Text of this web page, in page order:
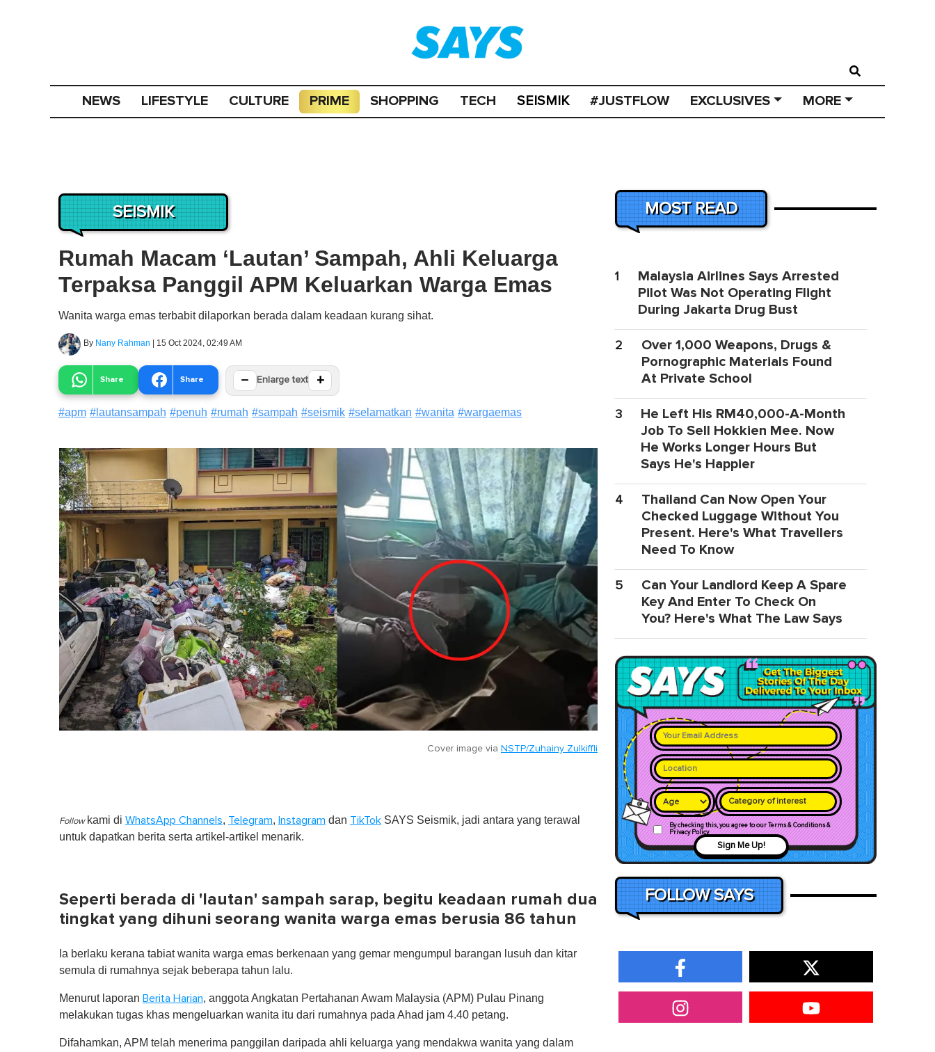
NEWS LIFESTYLE CULTURE PRIME SHOPPING TECH SEISMIK #JUSTFLOW EXCLUSIVES MORE
SEISMIK
Rumah Macam ‘Lautan’ Sampah, Ahli Keluarga
Terpaksa Panggil APM Keluarkan Warga Emas
Wanita warga emas terbabit dilaporkan berada dalam keadaan kurang sihat.
By Nany Rahman | 15 Oct 2024, 02:49 AM
Share Share − Enlarge text +
#apm # lautansampah #penuh #rumah #sampah #seismik #selamatkan #wanita #wargaemas
Cover image via NSTP/Zuhainy Zulkiffli
Follow kami di WhatsApp Channels, Telegram, Instagram dan TikTok SAYS Seismik, jadi antara yang terawal
untuk dapatkan berita serta artikel-artikel menarik.
Seperti berada di 'lautan' sampah sarap, begitu keadaan rumah dua
tingkat yang dihuni seorang wanita warga emas berusia 86 tahun
Ia berlaku kerana tabiat wanita warga emas berkenaan yang gemar mengumpul barangan lusuh dan kitar
semula di rumahnya sejak beberapa tahun lalu.
Menurut laporan Berita Harian, anggota Angkatan Pertahanan Awam Malaysia (APM) Pulau Pinang
melakukan tugas khas mengeluarkan wanita itu dari rumahnya pada Ahad jam 4.40 petang.
Difahamkan, APM telah menerima panggilan daripada ahli keluarga yang mendakwa wanita yang dalam
MOST READ
1
Malaysia Airlines Says Arrested
Pilot Was Not Operating Flight
During Jakarta Drug Bust
2
Over 1,000 Weapons, Drugs &
Pornographic Materials Found
At Private School
3
He Left His RM40,000-A-Month
Job To Sell Hokkien Mee. Now
He Works Longer Hours But
Says He's Happier
4
Thailand Can Now Open Your
Checked Luggage Without You
Present. Here's What Travellers
Need To Know
5
Can Your Landlord Keep A Spare
Key And Enter To Check On
You? Here's What The Law Says
Category of interest
By checking this, you agree to our Terms & Conditions &
Privacy Policy
Sign Me Up!
FOLLOW SAYS